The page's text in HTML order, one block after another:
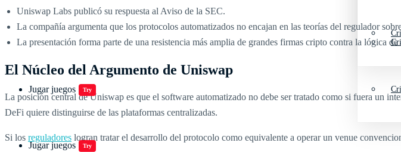
Jugar juegos Try
Jugar juegos Try
Uniswap Labs publicó su respuesta al Aviso de la SEC.
La compañía argumenta que los protocolos automatizados no encajan en las teorías del regulador
La presentación forma parte de una resistencia más amplia de grandes firmas cripto contra la lógica
El Núcleo del Argumento de Uniswap
La posición central de Uniswap es que el software automatizado no debe ser tratado como si fuera un
DeFi quiere distinguirse de las plataformas centralizadas.
Si los reguladores logran tratar el desarrollo del protocolo como equivalente a operar un venue